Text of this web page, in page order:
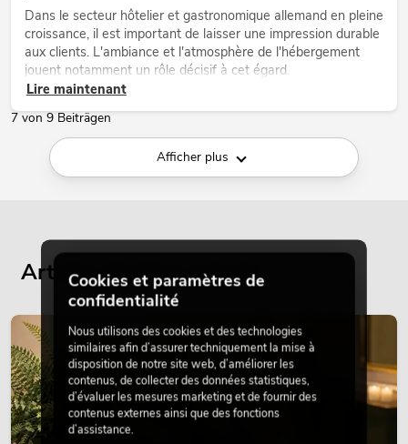
Dans le secteur hôtelier et gastronomique allemand en pleine
croissance, il est important de laisser une impression durable
aux clients. L'ambiance et l'atmosphère de l'hébergement
jouent notamment un rôle décisif à cet égard.
Lire maintenant
7 von 9 Beiträgen
Afficher plus
Articles de blog actuels
DÉCORATION
Cookies et paramètres de
confidentialité
Nous utilisons des cookies et des technologies
similaires afin d’assurer techniquement la mise à
disposition de notre site web, d’améliorer les
contenus, de collecter des données statistiques,
d’évaluer les mesures marketing et de fournir des
contenus externes ainsi que des fonctions
d’assistance.